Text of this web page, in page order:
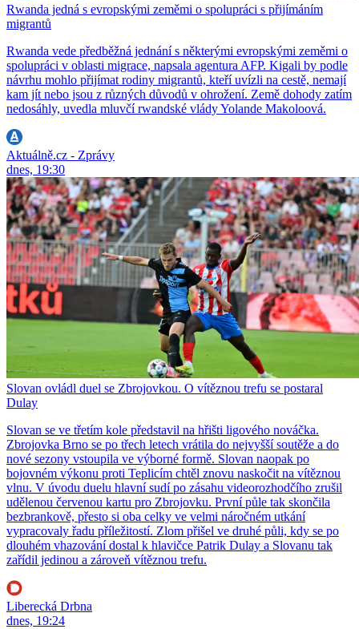
Rwanda jedná s evropskými zeměmi o spolupráci s přijímáním
migrantů
Rwanda vede předběžná jednání s některými evropskými zeměmi o
spolupráci v oblasti migrace, napsala agentura AFP. Kigali by podle
návrhu mohlo přijímat rodiny migrantů, kteří uvízli na cestě, nemají
kam jít nebo jsou z různých důvodů v ohrožení. Země dohody zatím
nedosáhly, uvedla mluvčí rwandské vlády Yolande Makoloová.
Aktuálně.cz - Zprávy
dnes, 19:30
Slovan ovládl duel se Zbrojovkou. O vítěznou trefu se postaral
Dulay
Slovan se ve třetím kole představil na hřišti ligového nováčka.
Zbrojovka Brno se po třech letech vrátila do nejvyšší soutěže a do
nové sezony vstoupila ve výborné formě. Slovan naopak po
bojovném výkonu proti Teplicím chtěl znovu naskočit na vítěznou
vlnu. V úvodu duelu hlavní sudí po zásahu videorozhodčího zrušil
udělenou červenou kartu pro Zbrojovku. První půle tak skončila
bezbrankově, přesto si oba celky ve velmi náročném utkání
vypracovaly řadu příležitostí. Zlom přišel ve druhé půli, kdy se po
dlouhém vhazování dostal k hlavičce Patrik Dulay a Slovanu tak
zařídil jedinou a zároveň vítěznou trefu.
Liberecká Drbna
dnes, 19:24